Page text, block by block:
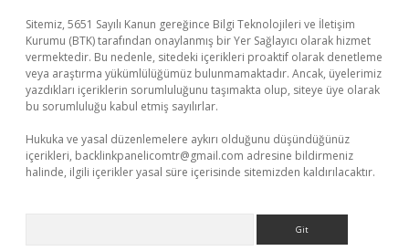
Sitemiz, 5651 Sayılı Kanun gereğince Bilgi Teknolojileri ve İletişim
Kurumu (BTK) tarafından onaylanmış bir Yer Sağlayıcı olarak hizmet
vermektedir. Bu nedenle, sitedeki içerikleri proaktif olarak denetleme
veya araştırma yükümlülüğümüz bulunmamaktadır. Ancak, üyelerimiz
yazdıkları içeriklerin sorumluluğunu taşımakta olup, siteye üye olarak
bu sorumluluğu kabul etmiş sayılırlar.
Hukuka ve yasal düzenlemelere aykırı olduğunu düşündüğünüz
içerikleri, backlinkpanelicomtr@gmail.com adresine bildirmeniz
halinde, ilgili içerikler yasal süre içerisinde sitemizden kaldırılacaktır.